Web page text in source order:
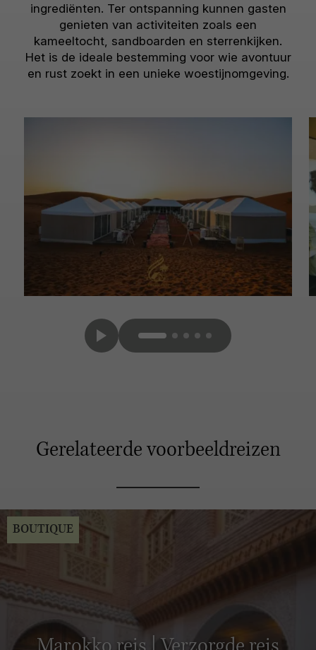
ingrediënten. Ter ontspanning kunnen gasten
genieten van activiteiten zoals een
kameeltocht, sandboarden en sterrenkijken.
Het is de ideale bestemming voor wie avontuur
en rust zoekt in een unieke woestijnomgeving.
Gerelateerde voorbeeldreizen
BOUTIQUE